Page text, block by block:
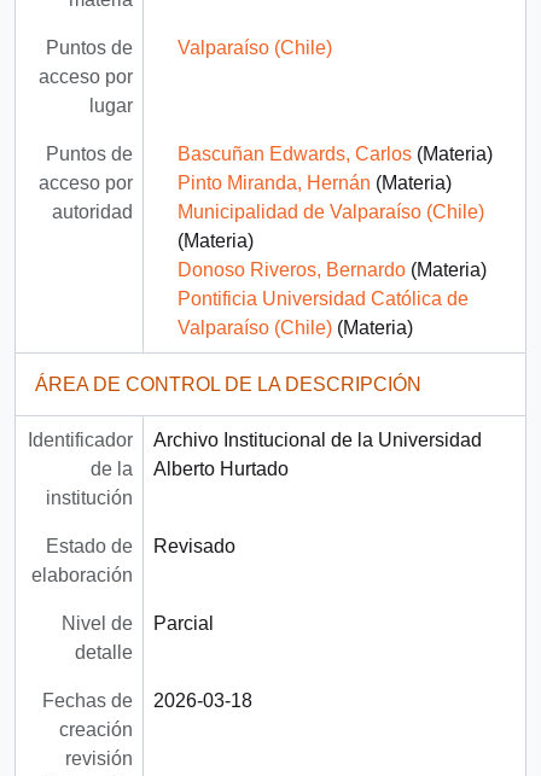
Puntos de
acceso por
lugar
Valparaíso (Chile)
Puntos de
acceso por
autoridad
Bascuñan Edwards, Carlos(Materia)
Pinto Miranda, Hernán (Materia)
Municipalidad de Valparaíso (Chile)
(Materia)
Donoso Riveros, Bernardo(Materia)
Pontificia Universidad Católica de
Valparaíso (Chile)(Materia)
ÁREA DE CONTROL DE LA DESCRIPCIÓN
Identificador
de la
institución
Archivo Institucional de la Universidad
Alberto Hurtado
Estado de
elaboración
Revisado
Nivel de
detalle
Parcial
Fechas de
creación
revisión
2026-03-18